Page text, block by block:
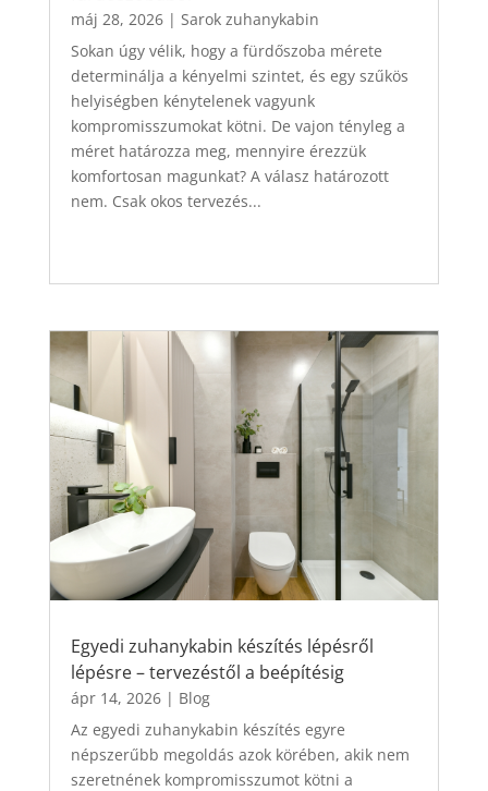
máj 28, 2026| Sarok zuhanykabin
Sokan úgy vélik, hogy a fürdőszoba mérete
determinálja a kényelmi szintet, és egy szűkös
helyiségben kénytelenek vagyunk
kompromisszumokat kötni. De vajon tényleg a
méret határozza meg, mennyire érezzük
komfortosan magunkat? A válasz határozott
nem. Csak okos tervezés...
Egyedi zuhanykabin készítés lépésről
lépésre – tervezéstől a beépítésig
ápr 14, 2026| Blog
Az egyedi zuhanykabin készítés egyre
népszerűbb megoldás azok körében, akik nem
szeretnének kompromisszumot kötni a